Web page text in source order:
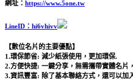
網址： https://www.5one.tw
LineID：hi6vhivv
【數位名片的主要優點】
1.環保節省: 減少紙張使用，更加環保.
2.方便快捷: 一鍵分享，無需攜帶實體名片
3.資訊豐富: 除了基本聯絡方式，還可以加